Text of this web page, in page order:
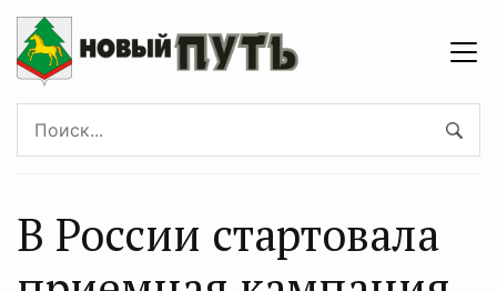
В России стартовала